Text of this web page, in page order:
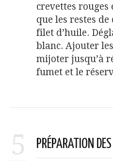
crevettes
que les restes
filet d’huile.
blanc. Ajouter
mijoter jusqu’à
fumet et le
5 PRÉPARATION